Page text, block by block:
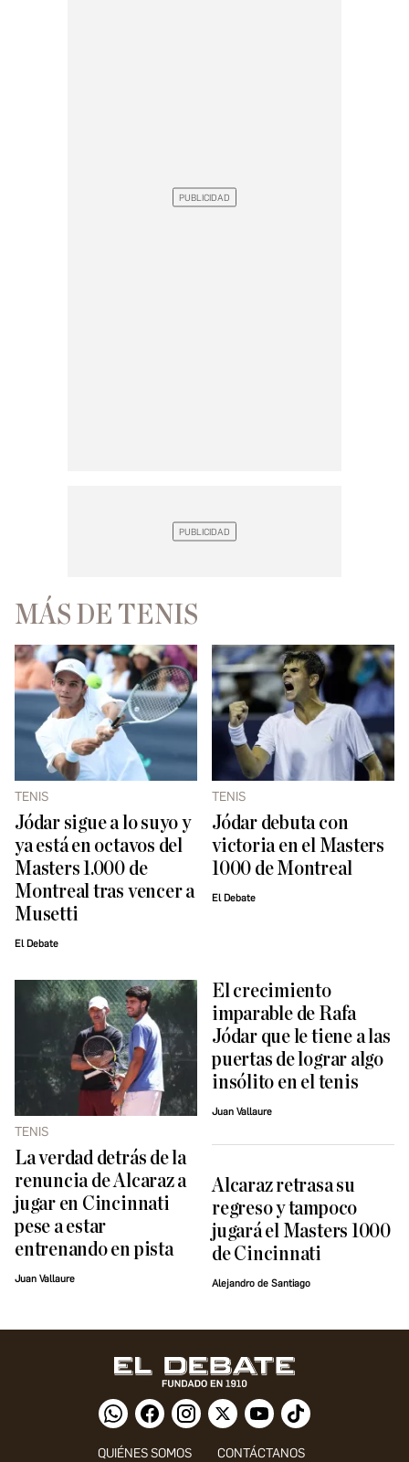
MÁS DE TENIS
TENIS
Jódar sigue a lo suyo y
ya está en octavos del
Masters 1.000 de
Montreal tras vencer a
Musetti
El Debate
TENIS
Jódar debuta con
victoria en el Masters
1000 de Montreal
El Debate
TENIS
La verdad detrás de la
renuncia de Alcaraz a
jugar en Cincinnati
pese a estar
entrenando en pista
Juan Vallaure
El crecimiento
imparable de Rafa
Jódar que le tiene a las
puertas de lograr algo
insólito en el tenis
Juan Vallaure
Alcaraz retrasa su
regreso y tampoco
jugará el Masters 1000
de Cincinnati
Alejandro de Santiago
QUIÉNES SOMOS CONTÁCTANOS